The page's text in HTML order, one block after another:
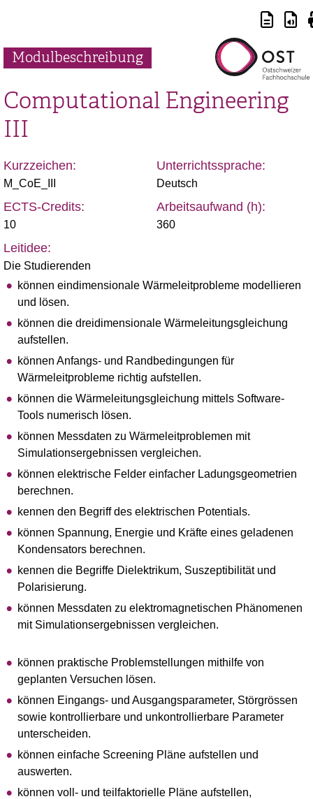
Modulbeschreibung
Computational Engineering
III
Kurzzeichen:
M_CoE_III
Unterrichtssprache:
Deutsch
ECTS-Credits:
10
Arbeitsaufwand (h):
360
Leitidee:
Die Studierenden
können eindimensionale Wärmeleitprobleme modellieren
und lösen.
können die dreidimensionale Wärmeleitungsgleichung
aufstellen.
können Anfangs- und Randbedingungen für
Wärmeleitprobleme richtig aufstellen.
können die Wärmeleitungsgleichung mittels Software-
Tools numerisch lösen.
können Messdaten zu Wärmeleitproblemen mit
Simulationsergebnissen vergleichen.
können elektrische Felder einfacher Ladungsgeometrien
berechnen.
kennen den Begriff des elektrischen Potentials.
können Spannung, Energie und Kräfte eines geladenen
Kondensators berechnen.
kennen die Begriffe Dielektrikum, Suszeptibilität und
Polarisierung.
können Messdaten zu elektromagnetischen Phänomenen
mit Simulationsergebnissen vergleichen.
können praktische Problemstellungen mithilfe von
geplanten Versuchen lösen.
können Eingangs- und Ausgangsparameter, Störgrössen
sowie kontrollierbare und unkontrollierbare Parameter
unterscheiden.
können einfache Screening Pläne aufstellen und
auswerten.
können voll- und teilfaktorielle Pläne aufstellen,